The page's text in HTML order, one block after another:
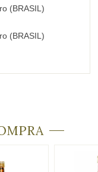
(BRASIL)
(BRASIL)